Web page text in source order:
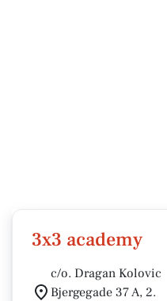
3x3 academy
c/o. Dragan Kolovic
Bjergegade 37 A, 2.